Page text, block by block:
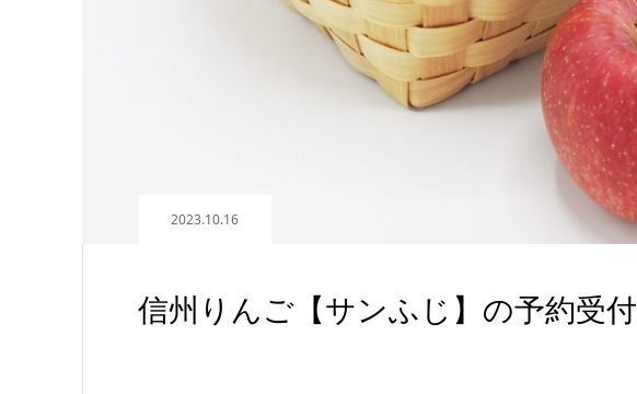
2023.10.16
信州りんご【サンふじ】の予約受